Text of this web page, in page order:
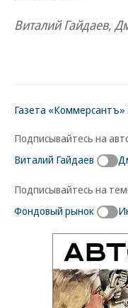
Виталий Гайдаев,
Газета
Подписывайтесь на
Виталий Гайдаев
Подписывайтесь на
Фондовый рынок